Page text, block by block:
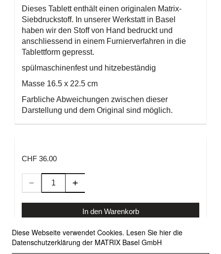
Dieses Tablett enthält einen originalen Matrix-
Siebdruckstoff. In unserer Werkstatt in Basel
haben wir den Stoff von Hand bedruckt und
anschliessend in einem Furnierverfahren in die
Tablettform gepresst.
spülmaschinenfest und hitzebeständig
Masse 16.5 x 22.5 cm
Farbliche Abweichungen zwischen dieser
Darstellung und dem Original sind möglich.
CHF 36.00
In den Warenkorb
Allgemeine Geschäftsbedingungen
Diese Webseite verwendet Cookies. Lesen Sie hier die
Datenschutzerklärung der MATRIX Basel GmbH